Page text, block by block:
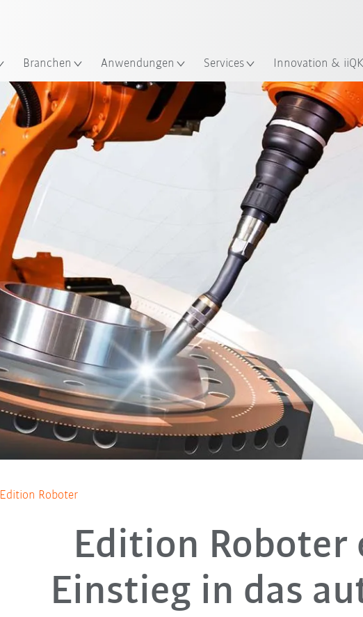
Branchen Anwendungen Services Innovation &
Edition Roboter
Edition Roboter
Einstieg in das